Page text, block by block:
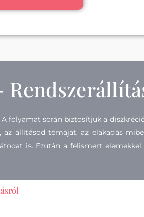
során biztosítjuk a
állításod témáját, az elakadás
is. Ezután a felismert